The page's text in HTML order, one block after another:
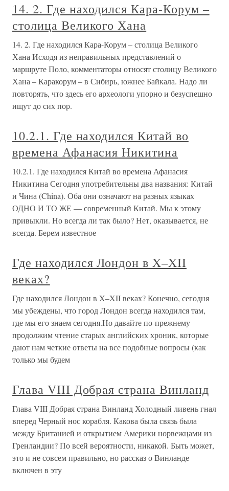
14. 2. Где находился Кара-Корум –
столица Великого Хана
14. 2. Где находился Кара-Корум – столица Великого
Хана Исходя из неправильных представлений о
маршруте Поло, комментаторы относят столицу Великого
Хана – Каракорум – в Сибирь, южнее Байкала. Надо ли
повторять, что здесь его археологи упорно и безуспешно
ищут до сих пор.
10.2.1. Где находился Китай во
времена Афанасия Никитина
10.2.1. Где находился Китай во времена Афанасия
Никитина Сегодня употребительны два названия: Китай
и Чина (China). Оба они означают на разных языках
ОДНО И ТО ЖЕ — современный Китай. Мы к этому
привыкли. Но всегда ли так было? Нет, оказывается, не
всегда. Берем известное
Где находился Лондон в X–XII
веках?
Где находился Лондон в X–XII веках? Конечно, сегодня
мы убеждены, что город Лондон всегда находился там,
где мы его знаем сегодня.Но давайте по-прежнему
продолжим чтение старых английских хроник, которые
дают нам четкие ответы на все подобные вопросы (как
только мы будем
Глава VIII Добрая страна Винланд
Глава VIII Добрая страна Винланд Холодный ливень гнал
вперед Черный нос корабля. Какова была связь была
между Британией и открытием Америки норвежцами из
Гренландии? По всей вероятности, никакой. Быть может,
это и не совсем правильно, но рассказ о Винланде
включен в эту